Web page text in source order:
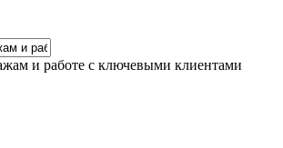
и работе с ключевыми клиентами